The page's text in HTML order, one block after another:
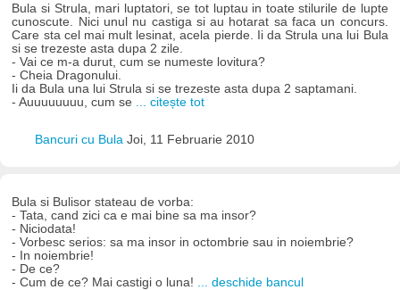
Bula si Strula, mari luptatori, se tot luptau in toate stilurile de lupte
cunoscute. Nici unul nu castiga si au hotarat sa faca un concurs.
Care sta cel mai mult lesinat, acela pierde. Ii da Strula una lui Bula
si se trezeste asta dupa 2 zile.
- Vai ce m-a durut, cum se numeste lovitura?
- Cheia Dragonului.
Ii da Bula una lui Strula si se trezeste asta dupa 2 saptamani.
- Auuuuuuuu, cum se
... citește tot
Bancuri cu Bula Joi, 11 Februarie 2010
Bula si Bulisor stateau de vorba:
- Tata, cand zici ca e mai bine sa ma insor?
- Niciodata!
- Vorbesc serios: sa ma insor in octombrie sau in noiembrie?
- In noiembrie!
- De ce?
- Cum de ce? Mai castigi o luna!
... deschide bancul